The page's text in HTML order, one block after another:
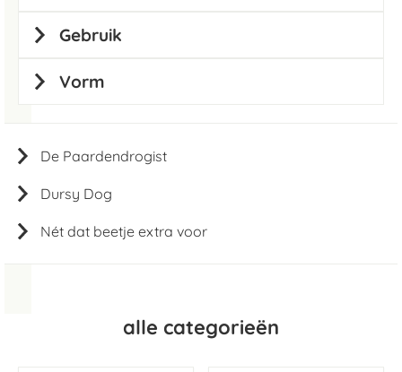
alle categorieën
De Paardendrogist
Dursy Dog
Nét dat beetje extra voor
Gebruik
Vorm